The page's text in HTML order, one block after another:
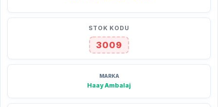
STOK KODU
3009
MARKA
Haay Ambalaj